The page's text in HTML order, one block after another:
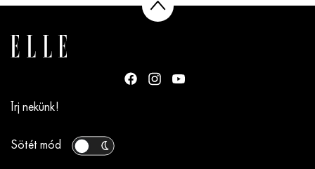
Írj nekünk!
Sötét mód